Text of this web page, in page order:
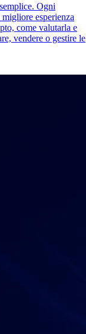
Ogni
esperienza
come valutarla e
vendere o gestire le